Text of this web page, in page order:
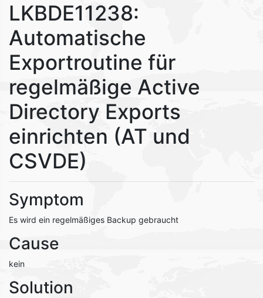
LKBDE11238:
Automatische
Exportroutine für
regelmäßige Active
Directory Exports
einrichten (AT und
CSVDE)
Symptom
Es wird ein regelmäßiges Backup gebraucht
Cause
kein
Solution